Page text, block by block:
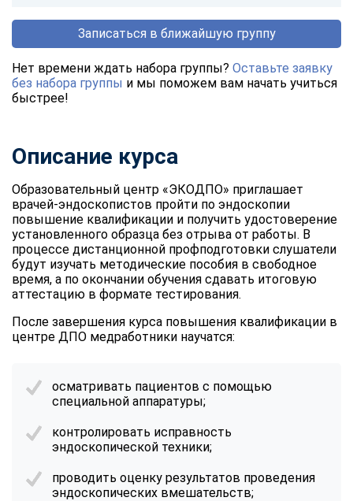
Записаться в ближайшую группу
Нет времени ждать набора группы? Оставьте заявку
без набора группы и мы поможем вам начать учиться
быстрее!
Описание курса
Образовательный центр «ЭКОДПО» приглашает
врачей-эндоскопистов пройти по эндоскопии
повышение квалификации и получить удостоверение
установленного образца без отрыва от работы. В
процессе дистанционной профподготовки слушатели
будут изучать методические пособия в свободное
время, а по окончании обучения сдавать итоговую
аттестацию в формате тестирования.
После завершения курса повышения квалификации в
центре ДПО медработники научатся:
осматривать пациентов с помощью
специальной аппаратуры;
контролировать исправность
эндоскопической техники;
проводить оценку результатов проведения
эндоскопических вмешательств;